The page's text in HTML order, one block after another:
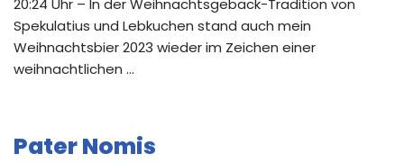
20:24 Uhr – In der Weihnachtsgebäck-Tradition von
Spekulatius und Lebkuchen stand auch mein
Weihnachtsbier 2023 wieder im Zeichen einer
weihnachtlichen …
Pater Nomis